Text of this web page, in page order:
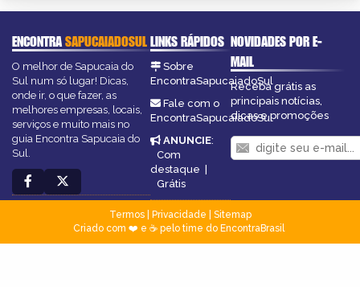
ENCONTRASAPUCAIADOSUL
O melhor de Sapucaia do
Sul num só lugar! Dicas,
onde ir, o que fazer, as
melhores empresas, locais,
serviços e muito mais no
guia Encontra Sapucaia do
Sul.
LINKS RÁPIDOS
Sobre
EncontraSapucaiadoSul
Fale com o
EncontraSapucaiadoSul
ANUNCIE:
Com
destaque |
Grátis
NOVIDADES POR E-
MAIL
Receba grátis as
principais notícias,
dicas e promoções
Termos| Privacidade
Sitemap
Criado com ❤️ e ☕ pelo time do EncontraBrasil